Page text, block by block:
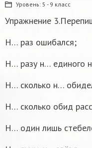
Уровень: 5 - 9 класс
Упражнение
Н… раз ошибался;
Н… разу н… единого
Н… сколько н…
Н… сколько обид
Н… один лишь